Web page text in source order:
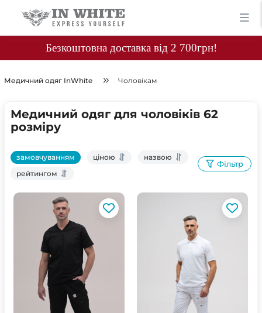
Безкоштовна доставка від 2 700грн!
Медичний одяг InWhite Чоловікам
Медичний одяг для чоловіків 62
розміру
замовчуванням ціною
назвою
рейтингом
Фільтр